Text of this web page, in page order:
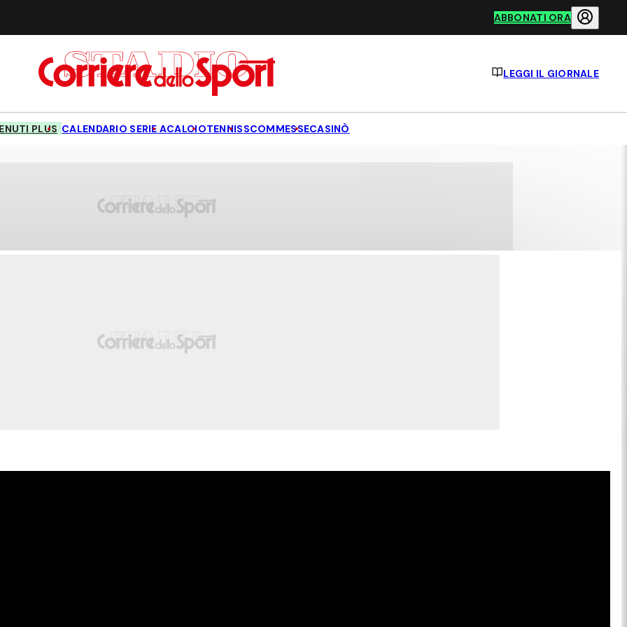
ABBONATI ORA
LEGGI IL GIORNALE
PLUS CALENDARIO SERIE ACALCIOTENNISSCOMMESSECASINÒ